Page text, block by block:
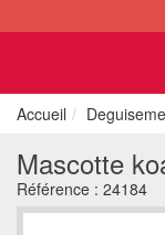
Accueil
Mascotte
Référence : 24184